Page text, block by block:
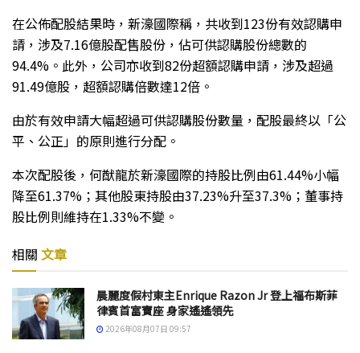
在公佈配股結果時，新濠國際稱，共收到123份有效認購申
請，涉及7.16億股配售股份，佔可供認購股份總數的
94.4%。此外，公司亦收到82份超額認購申請，涉及超過
91.49億股，超額認購倍數達12倍。
由於有效申請大幅超過可供認購股份數量，配股最終以「公
平、公正」的原則進行分配。
本次配股後，何猷龍於新濠國際的持股比例由61.44%小幅
降至61.37%；其他股東持股由37.23%升至37.3%；董事持
股比例則維持在1.33%不變。
相關 文章
晨麗度假村東主Enrique Razon Jr 登上福布斯菲
律賓首富寶座 身家遙遙領先
2026年08月07日 09:57